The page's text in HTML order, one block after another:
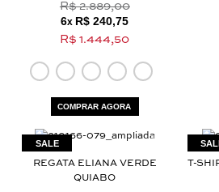
R$ 2.889,00
6x R$ 240,75
R$ 1.444,50
COMPRAR AGORA
REGATA ELIANA VERDE
QUIABO
T-